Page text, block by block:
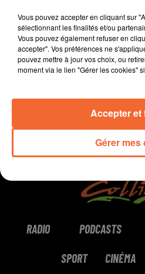
Bressuire.
0:00
RADIO PODCASTS
SPORT CINÉMA
Vous pouvez accepter en cliquant sur
sélectionnant les finalités et/ou
Vous pouvez également refuser en
accepter". Vos préférences ne
pouvez mettre à jour vos choix, ou
moment via le lien "Gérer les cookies"
Gérer mes
Accepter et